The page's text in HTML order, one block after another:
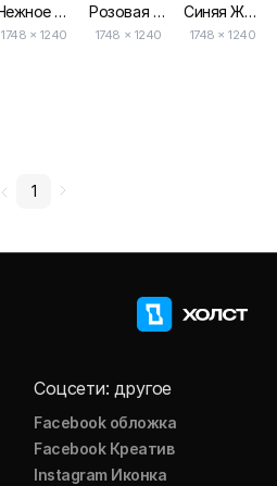
Нежное Розовое Поздравление с 8 Марта для Бабушки — Открытка
1748 × 1240
Розовая Градиентная Фоторамка Открытки к Международному Женскому Дню
1748 × 1240
Синяя Женщина Иллюстрация Международный День Открытка
1748 × 1240
1
Соцсети: другое
Facebook обложка
Facebook Креатив
Instagram Иконка